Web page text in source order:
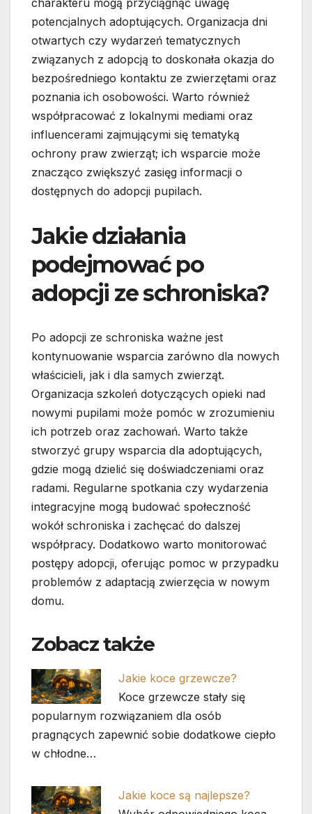
charakteru mogą przyciągnąć uwagę
potencjalnych adoptujących. Organizacja dni
otwartych czy wydarzeń tematycznych
związanych z adopcją to doskonała okazja do
bezpośredniego kontaktu ze zwierzętami oraz
poznania ich osobowości. Warto również
współpracować z lokalnymi mediami oraz
influencerami zajmującymi się tematyką
ochrony praw zwierząt; ich wsparcie może
znacząco zwiększyć zasięg informacji o
dostępnych do adopcji pupilach.
Jakie działania
podejmować po
adopcji ze schroniska?
Po adopcji ze schroniska ważne jest
kontynuowanie wsparcia zarówno dla nowych
właścicieli, jak i dla samych zwierząt.
Organizacja szkoleń dotyczących opieki nad
nowymi pupilami może pomóc w zrozumieniu
ich potrzeb oraz zachowań. Warto także
stworzyć grupy wsparcia dla adoptujących,
gdzie mogą dzielić się doświadczeniami oraz
radami. Regularne spotkania czy wydarzenia
integracyjne mogą budować społeczność
wokół schroniska i zachęcać do dalszej
współpracy. Dodatkowo warto monitorować
postępy adopcji, oferując pomoc w przypadku
problemów z adaptacją zwierzęcia w nowym
domu.
Zobacz także
Jakie koce grzewcze?
Koce grzewcze stały się
popularnym rozwiązaniem dla osób
pragnących zapewnić sobie dodatkowe ciepło
w chłodne…
Jakie koce są najlepsze?